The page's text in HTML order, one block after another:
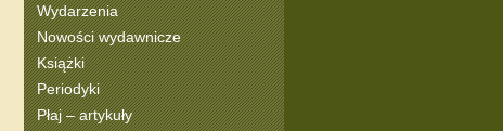
Wydarzenia
Nowości wydawnicze
Książki
Periodyki
Płaj – artykuły